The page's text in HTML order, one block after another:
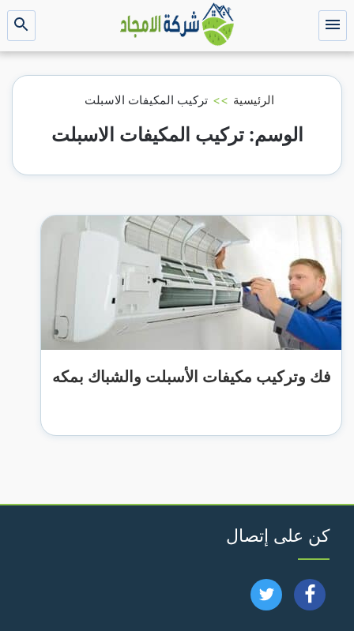
التجاوز
إلى القائمة
بحث
عن
الرئيسية >> تركيب المكيفات الاسبلت
الوسم:تركيب المكيفات الاسبلت
فك وتركيب مكيفات الأسبلت والشباك بمكه
كن على إتصال
تابعنا تابعنا